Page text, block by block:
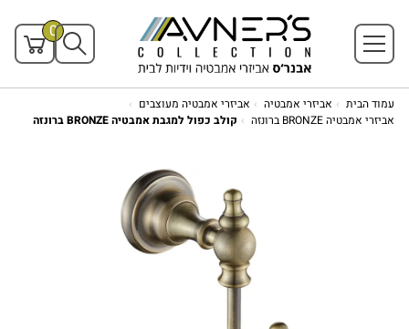
0
עמוד הבית אביזרי אמבטיה
אביזרי אמבטיה מעוצבים
אביזרי אמבטיה BRONZE ברונזה
קולב כפול למגבת אמבטיה BRONZE ברונזה